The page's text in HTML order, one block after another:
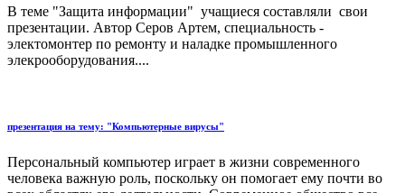
В теме "Защита информации" учащиеся составляли свои
презентации. Автор Серов Артем, специальность -
электомонтер по ремонту и наладке промышленного
элекрооборудования....
презентация на тему: "Компьютерные вирусы"
Персональный компьютер играет в жизни современного
человека важную роль, поскольку он помогает ему почти во